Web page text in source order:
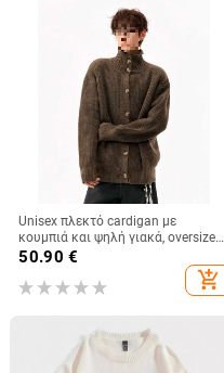
Unisex πλεκτό cardigan με
κουμπιά και ψηλή γιακά, oversized
με κουκούλα, Harajuku στυλ,
50.90 €
add_shopping_cart